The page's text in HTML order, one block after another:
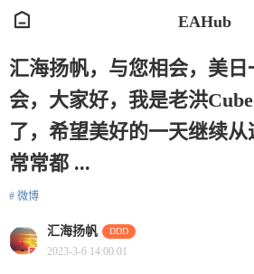
EAHub
汇海扬帆，与您相会，美
会，大家好，我是老洪
了，希望美好的一天继续
常常都 ...
# 微博
汇海扬帆 DDD
2023-3-6 14:00:01